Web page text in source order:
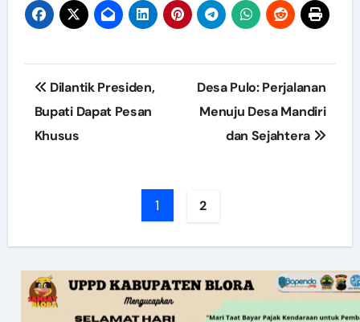
Post
navigation
Dilantik Presiden,
Bupati Dapat Pesan
Khusus
Desa Pulo: Perjalanan
Menuju Desa Mandiri
dan Sejahtera
1 2